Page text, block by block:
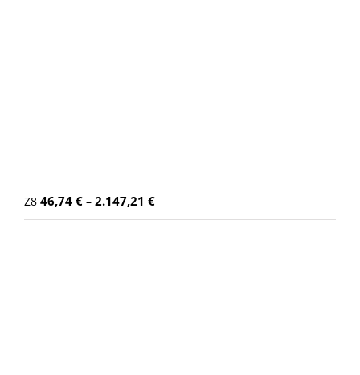
Z8 46,74 € – 2.147,21 €